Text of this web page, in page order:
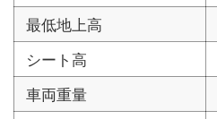
最低地上高
シート高
車両重量